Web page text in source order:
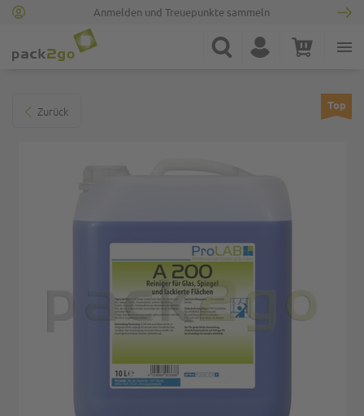
Anmelden und Treuepunkte sammeln
Suche Konto Warenkorb
Zurück Top